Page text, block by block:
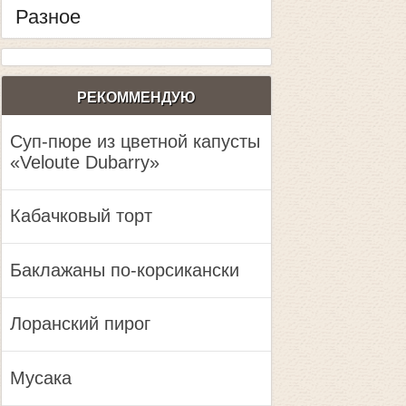
Разное
РЕКОММЕНДУЮ
Суп-пюре из цветной капусты
«Veloute Dubarry»
Кабачковый торт
Баклажаны по-корсикански
Лоранский пирог
Мусака